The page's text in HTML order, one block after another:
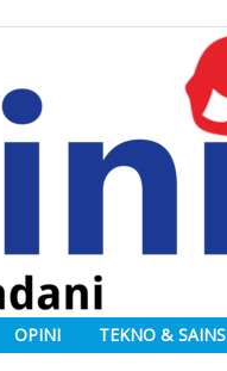
OPINI TEKNO & SAINS